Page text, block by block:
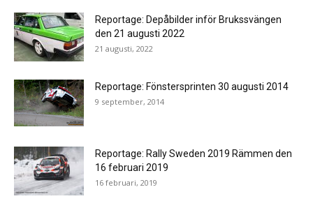
Reportage: Depåbilder inför Brukssvängen
den 21 augusti 2022
21 augusti, 2022
Reportage: Fönstersprinten 30 augusti 2014
9 september, 2014
Reportage: Rally Sweden 2019 Rämmen den
16 februari 2019
16 februari, 2019